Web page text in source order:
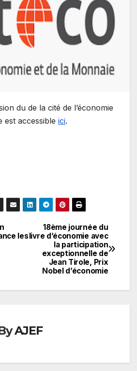
du de la cité de l’économie
est accessible ici.
18ème journée du
livre d’économie avec
la participation
exceptionnelle de
Jean Tirole, Prix
Nobel d’économie
les
AJEF